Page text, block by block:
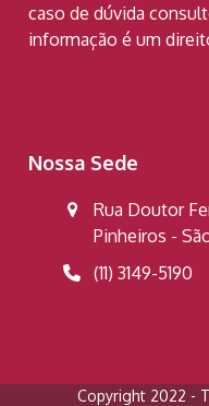
caso de dúvida
informação é um
Nossa Sede
Rua Doutor
Pinheiros -
(11) 3149-5190
Copyright 2022 -